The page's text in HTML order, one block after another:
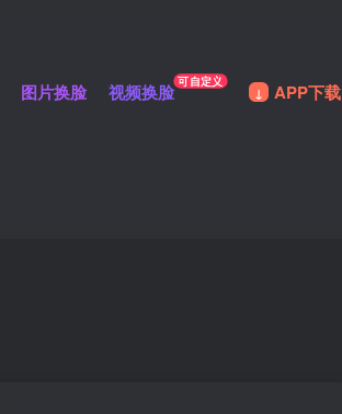
图片换脸 视频换脸 可自定义 APP下载